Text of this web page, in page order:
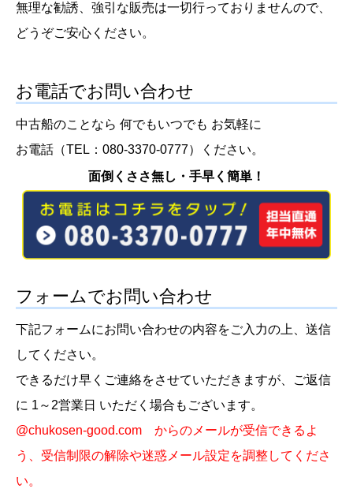
無理な勧誘、強引な販売は一切行っておりませんので、
どうぞご安心ください。
お電話でお問い合わせ
中古船のことなら 何でもいつでも お気軽に
お電話（TEL：080-3370-0777）ください。
面倒くささ無し・手早く簡単！
フォームでお問い合わせ
下記フォームにお問い合わせの内容をご入力の上、送信
してください。
できるだけ早くご連絡をさせていただきますが、ご返信
に 1～2営業日 いただく場合もございます。
@chukosen-good.com からのメールが受信できるよ
う、受信制限の解除や迷惑メール設定を調整してくださ
い。